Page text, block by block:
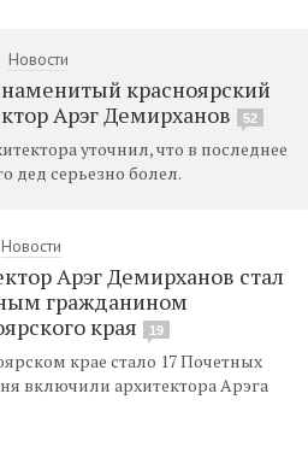
Новости
красноярский
Арэг Демирханов
52
уточнил, что в последнее
дед серьезно болел.
Новости
Арэг Демирханов стал
гражданином
края
19
крае стало 17 Почетных
включили архитектора Арэга